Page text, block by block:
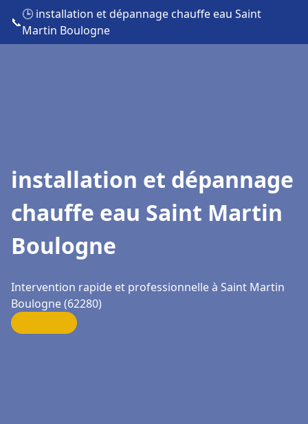
📞
🕒 installation et dépannage chauffe eau Saint
Martin Boulogne
installation et dépannage
chauffe eau Saint Martin
Boulogne
Intervention rapide et professionnelle à Saint Martin
Boulogne (62280)